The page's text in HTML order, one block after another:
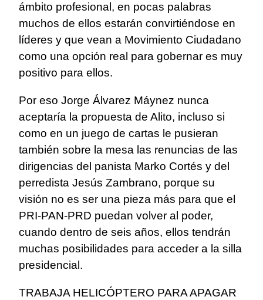
ámbito profesional, en pocas palabras
muchos de ellos estarán convirtiéndose en
líderes y que vean a Movimiento Ciudadano
como una opción real para gobernar es muy
positivo para ellos.
Por eso Jorge Álvarez Máynez nunca
aceptaría la propuesta de Alito, incluso si
como en un juego de cartas le pusieran
también sobre la mesa las renuncias de las
dirigencias del panista Marko Cortés y del
perredista Jesús Zambrano, porque su
visión no es ser una pieza más para que el
PRI-PAN-PRD puedan volver al poder,
cuando dentro de seis años, ellos tendrán
muchas posibilidades para acceder a la silla
presidencial.
TRABAJA HELICÓPTERO PARA APAGAR